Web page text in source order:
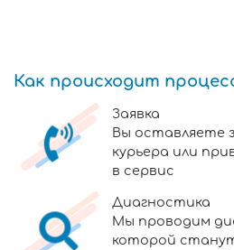
Как происходит
Заявка
Вы оставляете
курьера или
в сервис
Диагностика
Мы проводим
которой